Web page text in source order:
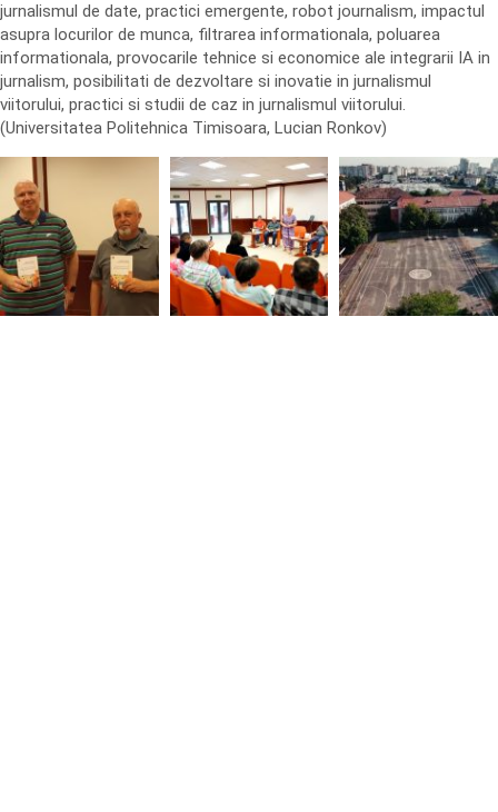
jurnalismul de date, practici emergente, robot journalism, impactul
asupra locurilor de munca, filtrarea informationala, poluarea
informationala, provocarile tehnice si economice ale integrarii IA in
jurnalism, posibilitati de dezvoltare si inovatie in jurnalismul
viitorului, practici si studii de caz in jurnalismul viitorului.
(Universitatea Politehnica Timisoara, Lucian Ronkov)